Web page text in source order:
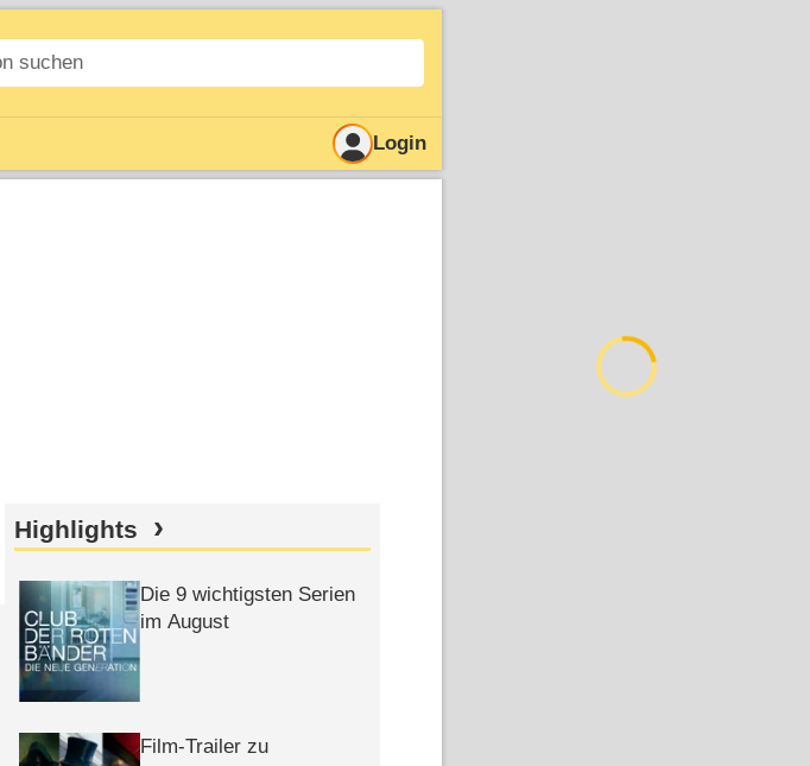
Login
Highlights
Die 9 wichtigsten Serien
im August
Film-Trailer zu